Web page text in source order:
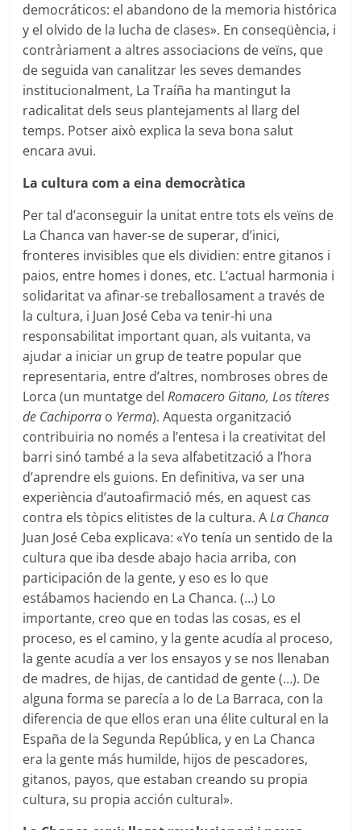
democráticos: el abandono de la memoria histórica
y el olvido de la lucha de clases». En conseqüència, i
contràriament a altres associacions de veïns, que
de seguida van canalitzar les seves demandes
institucionalment, La Traíña ha mantingut la
radicalitat dels seus plantejaments al llarg del
temps. Potser això explica la seva bona salut
encara avui.
La cultura com a eina democràtica
Per tal d’aconseguir la unitat entre tots els veïns de
La Chanca van haver-se de superar, d’inici,
fronteres invisibles que els dividien: entre gitanos i
paios, entre homes i dones, etc. L’actual harmonia i
solidaritat va afinar-se treballosament a través de
la cultura, i Juan José Ceba va tenir-hi una
responsabilitat important quan, als vuitanta, va
ajudar a iniciar un grup de teatre popular que
representaria, entre d’altres, nombroses obres de
Lorca (un muntatge delRomacero Gitano, Los títeres
de Cachiporra o Yerma). Aquesta organització
contribuiria no només a l’entesa i la creativitat del
barri sinó també a la seva alfabetització a l’hora
d’aprendre els guions. En definitiva, va ser una
experiència d’autoafirmació més, en aquest cas
contra els tòpics elitistes de la cultura. ALa Chanca
Juan José Ceba explicava: «Yo tenía un sentido de la
cultura que iba desde abajo hacia arriba, con
participación de la gente, y eso es lo que
estábamos haciendo en La Chanca. (…) Lo
importante, creo que en todas las cosas, es el
proceso, es el camino, y la gente acudía al proceso,
la gente acudía a ver los ensayos y se nos llenaban
de madres, de hijas, de cantidad de gente (…). De
alguna forma se parecía a lo de La Barraca, con la
diferencia de que ellos eran una élite cultural en la
España de la Segunda República, y en La Chanca
era la gente más humilde, hijos de pescadores,
gitanos, payos, que estaban creando su propia
cultura, su propia acción cultural».